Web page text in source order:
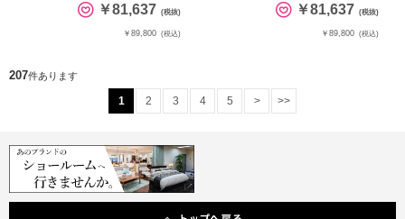
￥81,637 (税抜)
￥89,800 (税込)
￥81,637 (税抜)
￥89,800 (税込)
207件あります
1 2 3 4 5 > >>